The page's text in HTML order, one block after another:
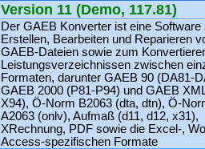
Version 11 (Demo, 117.81)
Der GAEB Konverter ist eine Software
Erstellen, Bearbeiten und Reparieren
GAEB-Dateien sowie zum
Leistungsverzeichnissen zwischen
Formaten, darunter GAEB 90 (DA81-
GAEB 2000 (P81-P94) und GAEB
X94), Ö-Norm B2063 (dta, dtn), Ö-
A2063 (onlv), Aufmaß (d11, d12, x31),
XRechnung, PDF sowie die Excel-,
Access-spezifischen Formate